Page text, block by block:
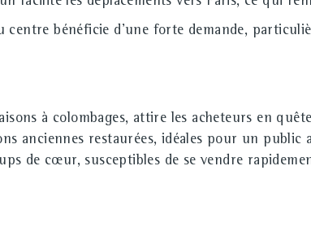
bénéficie d'une forte demande,
à colombages, attire les acheteurs en
anciennes restaurées, idéales pour un
de cœur, susceptibles de se vendre